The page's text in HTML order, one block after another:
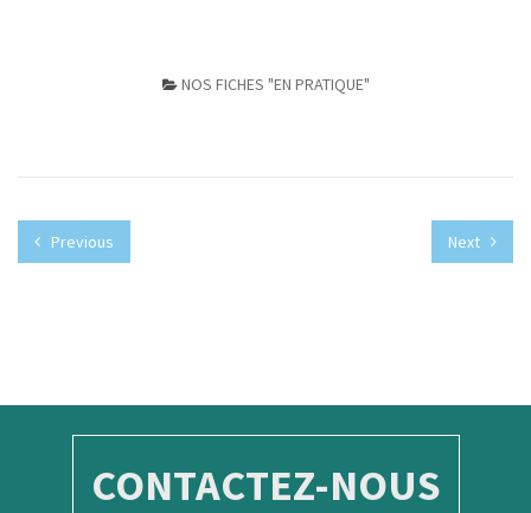
NOS FICHES "EN PRATIQUE"
Previous Next
CONTACTEZ-NOUS